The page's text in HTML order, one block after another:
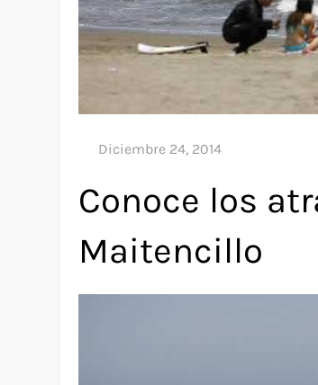
Conoce los
Maitencillo